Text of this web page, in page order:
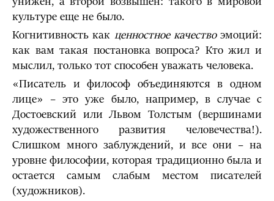
культуре еще не было.
Когнитивность как ценностное качествоэмоций:
как вам такая постановка вопроса? Кто жил и
мыслил, только тот способен уважать человека.
«Писатель и философ объединяются в одном
лице» – это уже было, например, в случае с
Достоевский или Львом Толстым (вершинами
художественного развития человечества!).
Слишком много заблуждений, и все они – на
уровне философии, которая традиционно была и
остается самым слабым местом писателей
(художников).